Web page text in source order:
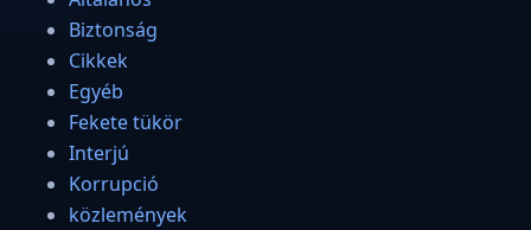
Biztonság
Cikkek
Egyéb
Fekete tükör
Interjú
Korrupció
közlemények